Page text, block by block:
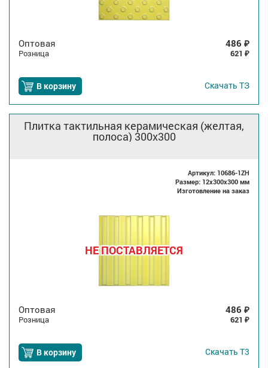
Оптовая 486 ₽
Розница 621 ₽
В корзину Скачать ТЗ
Плитка тактильная керамическая (желтая,
полоса) 300x300
Артикул: 10686-1ZH
Размер: 12x300x300 мм
Изготовление на заказ
НЕ ПОСТАВЛЯЕТСЯ
Оптовая 486 ₽
Розница 621 ₽
В корзину Скачать Т3